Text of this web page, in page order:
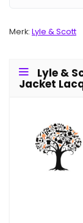
Merk: Lyle & Scott
Lyle &
Jacket